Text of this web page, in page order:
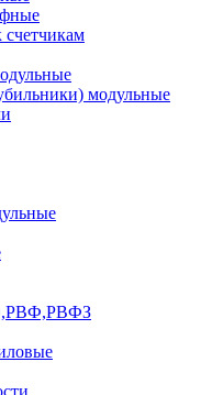
счетчикам
модульные